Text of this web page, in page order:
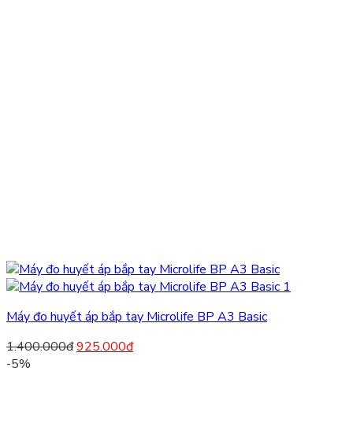
Máy đo huyết áp bắp tay Microlife BP A3 Basic
1.400.000đ925.000đ
-5%